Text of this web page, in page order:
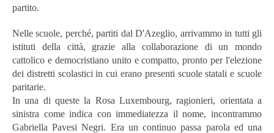
partito.
Nelle scuole, perché, partiti dal D'Azeglio, arrivammo in tutti gli
istituti della città, grazie alla collaborazione di un mondo
cattolico e democristiano unito e compatto, pronto per l'elezione
dei distretti scolastici in cui erano presenti scuole statali e scuole
paritarie.
In una di queste la Rosa Luxembourg, ragionieri, orientata a
sinistra come indica con immediatezza il nome, incontrammo
Gabriella Pavesi Negri. Era un continuo passa parola ed una